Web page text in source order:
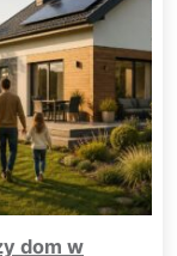
dom w